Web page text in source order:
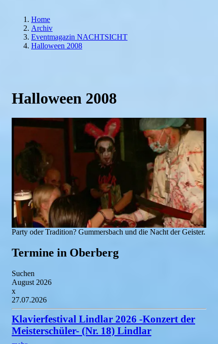
Home
Archiv
Eventmagazin NACHTSICHT
Halloween 2008
Halloween 2008
Party oder Tradition? Gummersbach und die Nacht der Geister.
Termine in Oberberg
Suchen
August 2026
x
27.07.2026
Klavierfestival Lindlar 2026 -Konzert der
Meisterschüler- (Nr. 18) Lindlar